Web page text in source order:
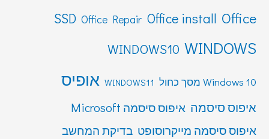
Office
Office install
Office Repair
SSD
WINDOWS
WINDOWS10
Windows 10 מסך כחול WINDOWS11 אופיס
איפוס סיסמה איפוס סיסמה Microsoft
איפוס סיסמה מייקרוסופט בדיקת המחשב